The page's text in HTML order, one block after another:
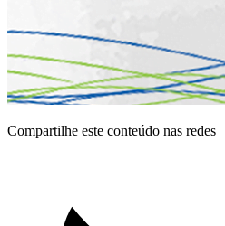
Compartilhe este conteúdo nas redes